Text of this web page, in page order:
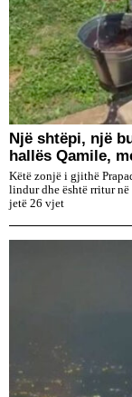
Një shtëpi, një
hallës Qamile,
Këtë zonjë i gjithë
lindur dhe është rritur
jetë 26 vjet